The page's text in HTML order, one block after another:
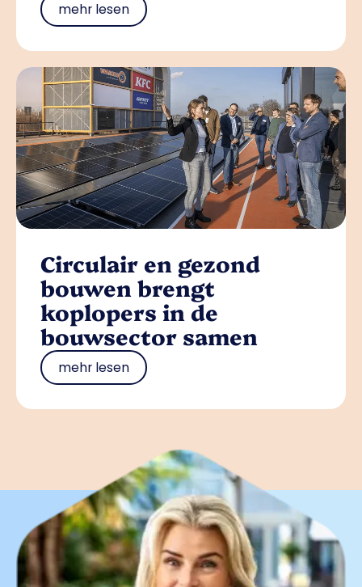
mehr lesen
Circulair en gezond
bouwen brengt
koplopers in de
bouwsector samen
mehr lesen